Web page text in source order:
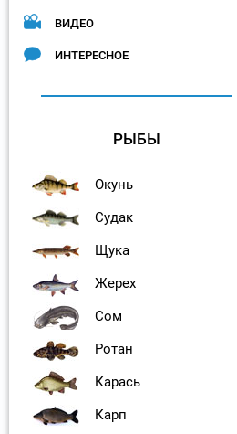
ВИДЕО
ИНТЕРЕСНОЕ
РЫБЫ
Окунь
Судак
Щука
Жерех
Сом
Ротан
Карась
Карп